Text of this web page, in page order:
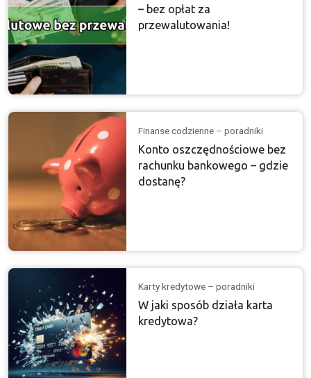
– bez opłat za
przewalutowania!
Finanse codzienne – poradniki
Konto oszczędnościowe bez
rachunku bankowego – gdzie
dostanę?
Karty kredytowe – poradniki
W jaki sposób działa karta
kredytowa?